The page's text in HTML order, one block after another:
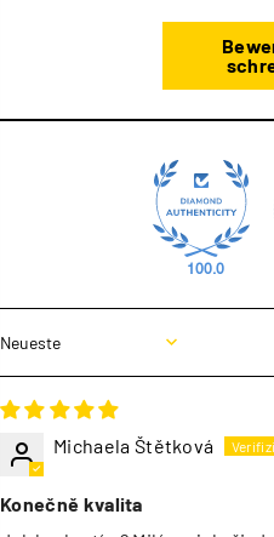
100.0
Sort by
Michaela Štětková
Konečně kvalita